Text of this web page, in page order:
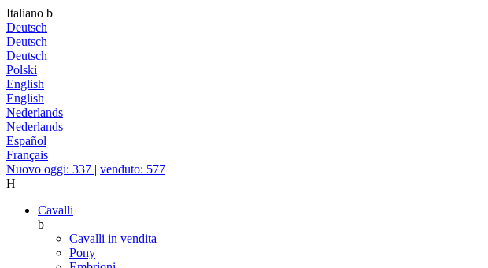
Italiano b
Deutsch
Deutsch
Deutsch
Polski
English
English
Nederlands
Nederlands
Español
Français
Nuovo oggi: 337 | venduto: 577
H
Cavalli
b
Cavalli in vendita
Pony